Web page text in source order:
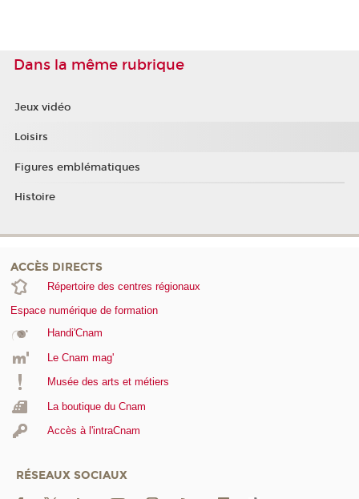
Dans la même rubrique
Jeux vidéo
Loisirs
Figures emblématiques
Histoire
ACCÈS DIRECTS
Répertoire des centres régionaux
Espace numérique de formation
Handi'Cnam
Le Cnam mag'
Musée des arts et métiers
La boutique du Cnam
Accès à l'intraCnam
RÉSEAUX SOCIAUX